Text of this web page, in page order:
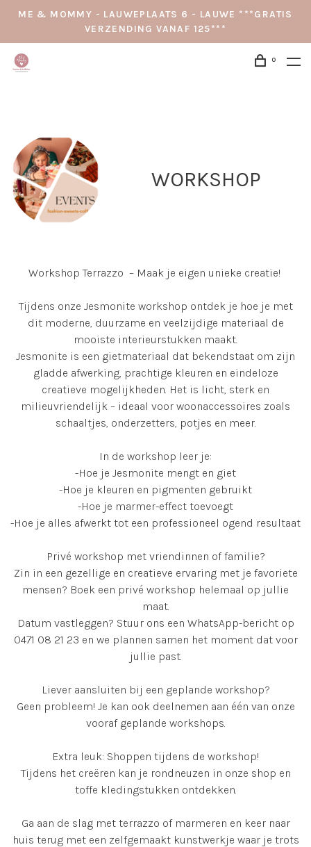
ME & MOMMY - LAUWEPLAATS 6 - LAUWE ***GRATIS
VERZENDING VANAF 125***
0
WORKSHOP
Workshop Terrazzo – Maak je eigen unieke creatie!
Tijdens onze Jesmonite workshop ontdek je hoe je met
dit moderne, duurzame en veelzijdige materiaal de
mooiste interieurstukken maakt.
Jesmonite is een gietmateriaal dat bekendstaat om zijn
gladde afwerking, prachtige kleuren en eindeloze
creatieve mogelijkheden. Het is licht, sterk en
milieuvriendelijk – ideaal voor woonaccessoires zoals
schaaltjes, onderzetters, potjes en meer.
In de workshop leer je:
-Hoe je Jesmonite mengt en giet
-Hoe je kleuren en pigmenten gebruikt
-Hoe je marmer-effect toevoegt
-Hoe je alles afwerkt tot een professioneel ogend resultaat
Privé workshop met vriendinnen of familie?
Zin in een gezellige en creatieve ervaring met je favoriete
mensen? Boek een privé workshop helemaal op jullie
maat.
Datum vastleggen? Stuur ons een WhatsApp-bericht op
0471 08 21 23 en we plannen samen het moment dat voor
jullie past.
Liever aansluiten bij een geplande workshop?
Geen probleem! Je kan ook deelnemen aan één van onze
vooraf geplande workshops.
Extra leuk: Shoppen tijdens de workshop!
Tijdens het creëren kan je rondneuzen in onze shop en
toffe kledingstukken ontdekken.
Ga aan de slag met terrazzo of marmeren en keer naar
huis terug met een zelfgemaakt kunstwerkje waar je trots